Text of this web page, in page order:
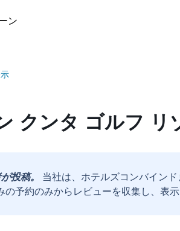
ン
クンタ ゴルフ リ
投稿。
当社は、ホテルズコンバイン
予約のみからレビューを収集し、表示